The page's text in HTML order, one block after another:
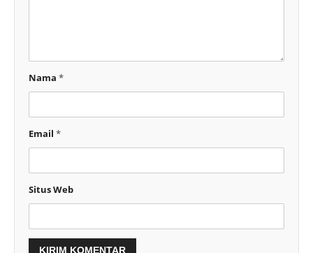
Nama *
Email *
Situs Web